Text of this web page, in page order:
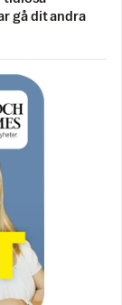
gå dit andra